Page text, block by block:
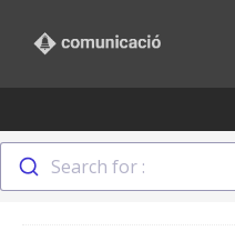
Search for :